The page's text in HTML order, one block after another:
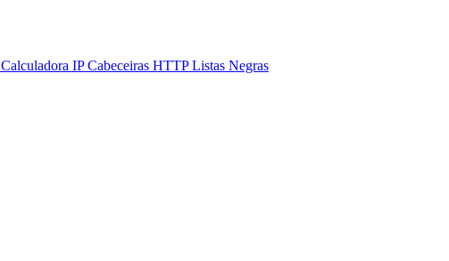
Calculadora IPCabeceiras HTTPListas Negras